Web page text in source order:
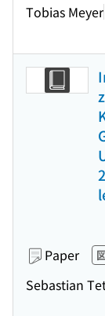
Tobias Meyer
Paper
Sebastian